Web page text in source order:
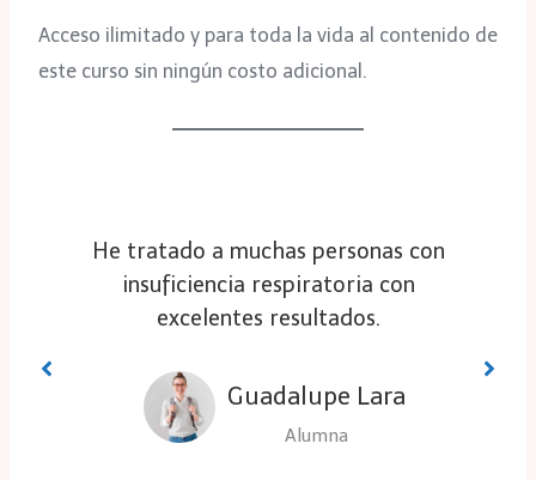
Acceso ilimitado y para toda la vida al contenido de
este curso sin ningún costo adicional.
He tratado a muchas personas con
insuficiencia respiratoria con
excelentes resultados.
Guadalupe Lara
Alumna